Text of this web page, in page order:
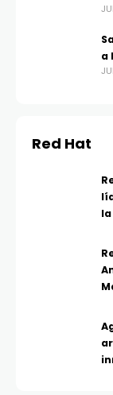
a
Red Hat